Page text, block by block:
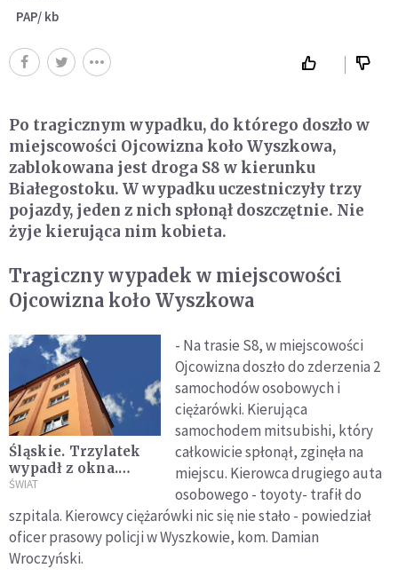
PAP/ kb
Po tragicznym wypadku, do którego doszło w
miejscowości Ojcowizna koło Wyszkowa,
zablokowana jest droga S8 w kierunku
Białegostoku. W wypadku uczestniczyły trzy
pojazdy, jeden z nich spłonął doszczętnie. Nie
żyje kierująca nim kobieta.
Tragiczny wypadek w miejscowości
Ojcowizna koło Wyszkowa
Śląskie. Trzylatek
wypadł z okna.
Ciężki stan dziecka
ŚWIAT
- Na trasie S8, w miejscowości
Ojcowizna doszło do zderzenia 2
samochodów osobowych i
ciężarówki. Kierująca
samochodem mitsubishi, który
całkowicie spłonął, zginęła na
miejscu. Kierowca drugiego auta
osobowego - toyoty- trafił do
szpitala. Kierowcy ciężarówki nic się nie stało - powiedział
oficer prasowy policji w Wyszkowie, kom. Damian
Wroczyński.